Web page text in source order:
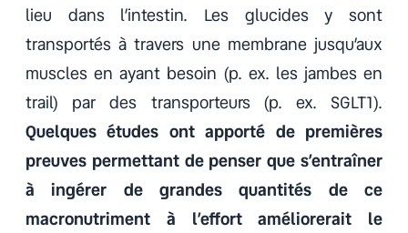
lieu dans l’intestin. Les glucides y sont
transportés à travers une membrane jusqu’aux
muscles en ayant besoin (p. ex. les jambes en
trail) par des transporteurs (p. ex. SGLT1).
Quelques études ont apporté de premières
preuves permettant de penser que s’entraîner
à ingérer de grandes quantités de ce
macronutriment à l’effort améliorerait le